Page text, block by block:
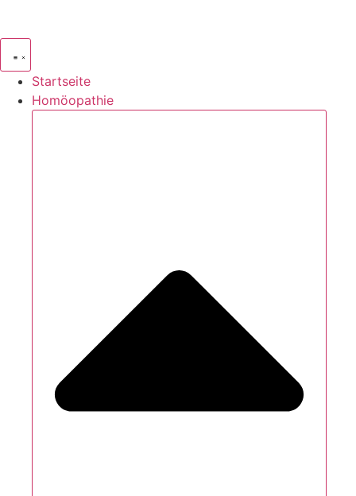
Startseite
Homöopathie